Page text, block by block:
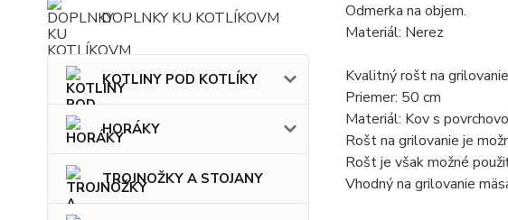
DOPLNKY KU KOTLÍKOVM
KOTLINY POD KOTLÍKY
HORÁKY
TROJNOŽKY A STOJANY
Odmerka na objem.
Materiál: Nerez
Kvalitný rošt na
Priemer: 50 cm
Materiál: Kov s
Rošt na grilovanie je
Rošt je však možné
Vhodný na grilovanie